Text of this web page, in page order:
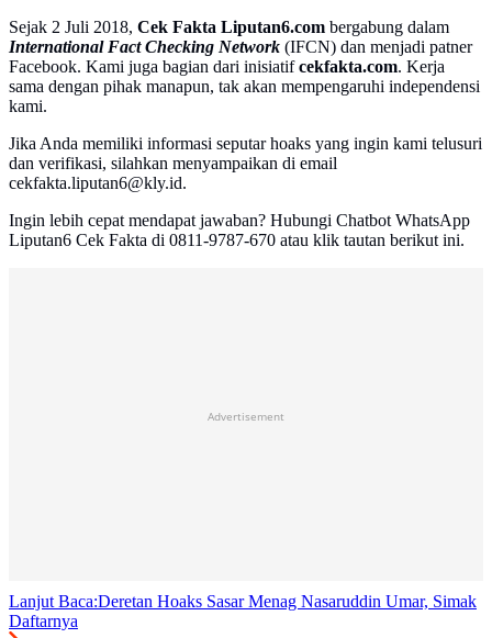
Sejak 2 Juli 2018, Cek Fakta Liputan6.com bergabung dalam
International Fact Checking Network (IFCN) dan menjadi patner
Facebook. Kami juga bagian dari inisiatifcekfakta.com. Kerja
sama dengan pihak manapun, tak akan mempengaruhi independensi
kami.
Jika Anda memiliki informasi seputar hoaks yang ingin kami telusuri
dan verifikasi, silahkan menyampaikan di email
cekfakta.liputan6@kly.id.
Ingin lebih cepat mendapat jawaban? Hubungi Chatbot WhatsApp
Liputan6 Cek Fakta di 0811-9787-670 atau klik tautan berikut ini.
Advertisement
Lanjut Baca:Deretan Hoaks Sasar Menag Nasaruddin Umar, Simak
Daftarnya